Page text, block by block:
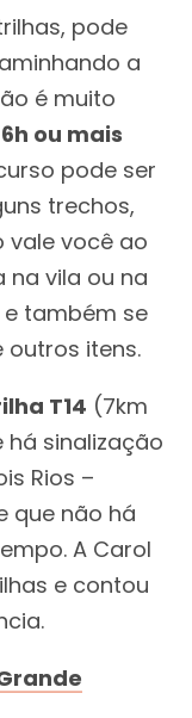
pode
a
é muito
ou mais
pode ser
trechos,
vale você ao
na vila ou na
também se
outros itens.
T14 (7km
há sinalização
Rios –
que não há
A Carol
e contou